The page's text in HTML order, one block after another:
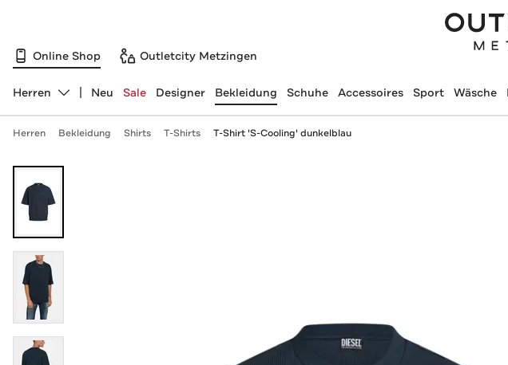
Online Shop Outletcity Metzingen
Abteilung ändern, ausgewählt:
Herren Neu Sale Designer Bekleidung Schuhe Accessoires Sport Wäsche
Herren Bekleidung Shirts T-Shirts T-Shirt 'S-Cooling' dunkelblau